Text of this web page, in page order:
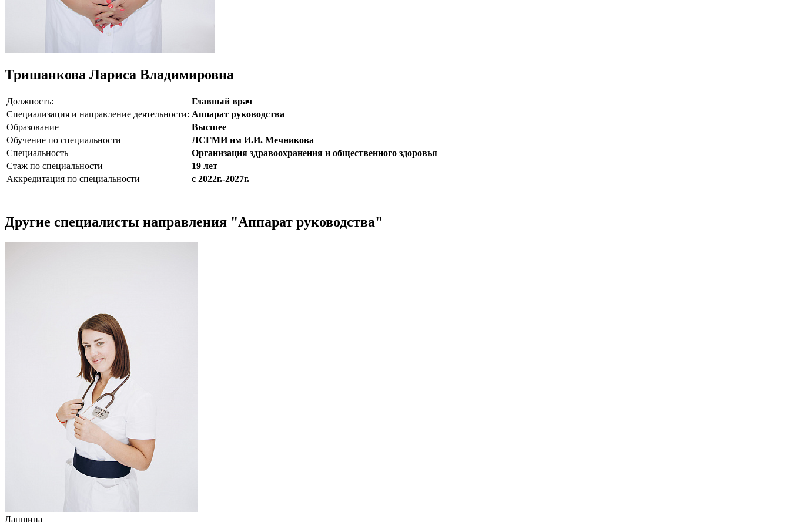
Тришанкова Лариса Владимировна
Должность:
Главный врач
Специализация и направление деятельности: Аппарат руководства
Образование
Высшее
Обучение по специальности
ЛСГМИ им И.И. Мечникова
Специальность
Организация здравоохранения и общественного здоровья
Стаж по специальности
19 лет
Аккредитация по специальности
с 2022г.-2027г.
Другие специалисты направления "Аппарат руководства"
Лапшина